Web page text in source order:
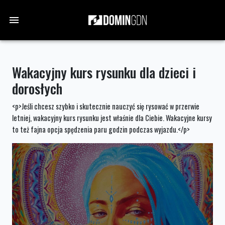
Wakacyjny kurs rysunku dla dzieci i
dorosłych
<p>Jeśli chcesz szybko i skutecznie nauczyć się rysować w przerwie
letniej, wakacyjny kurs rysunku jest właśnie dla Ciebie. Wakacyjne kursy
to też fajna opcja spędzenia paru godzin podczas wyjazdu.</p>